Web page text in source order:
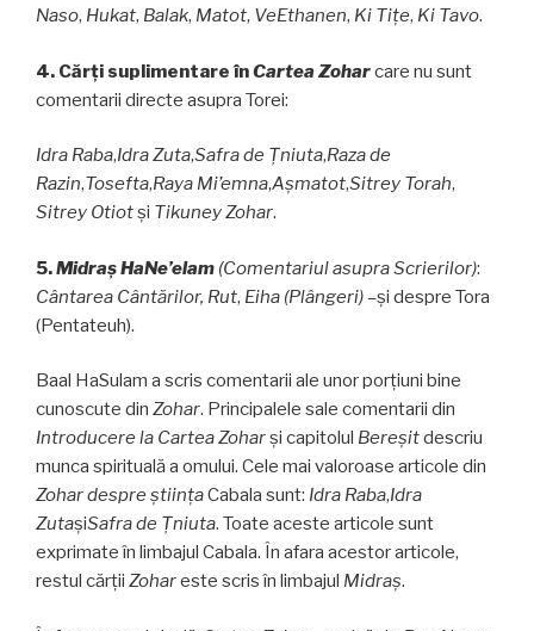
Naso, Hukat, Balak, Matot, VeEthanen, Ki Tiţe, Ki Tavo.
4. Cărţi suplimentare înCartea Zoharcare nu sunt
comentarii directe asupra Torei:
Idra Raba,Idra Zuta,Safra de Ţniuta,Raza de
Razin,Tosefta,Raya Mi’emna,Aşmatot,Sitrey Torah,
Sitrey Otiotşi Tikuney Zohar.
5.Midraş HaNe’elam (Comentariul asupra Scrierilor):
Cântarea Cântărilor, Rut, Eiha (Plângeri) –şi despre Tora
(Pentateuh).
Baal HaSulam a scris comentarii ale unor porţiuni bine
cunoscute din Zohar. Principalele sale comentarii din
Introducere la Cartea Zoharşi capitolul Bereşitdescriu
munca spirituală a omului. Cele mai valoroase articole din
Zohar despre ştiinţaCabala sunt: Idra Raba,Idra
ZutaşiSafra de Ţniuta. Toate aceste articole sunt
exprimate în limbajul Cabala. În afara acestor articole,
restul cărţii Zohareste scris în limbajul Midraş.